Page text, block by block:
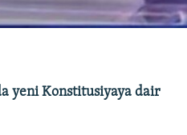
yeni Konstitusiyaya dair